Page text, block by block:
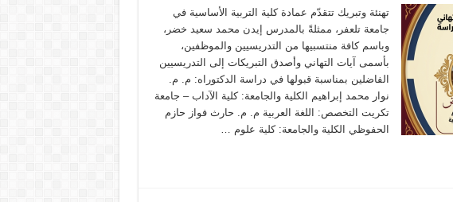
تهنئة وتبريك تتقدّم عمادة كلية التربية الأساسية في
جامعة تلعفر، ممثلةً بالمدرس إيدن محمد سعيد خضر،
وباسم كافة منتسبيها من التدريسيين والموظفين،
بأسمى آيات التهاني وأصدق التبريكات إلى التدريسيين
الفاضلين بمناسبة قبولها في دراسة الدكتوراه: م. م.
نوار محمد إبراهيم الكلية والجامعة: كلية الآداب – جامعة
تكريت التخصص: اللغة العربية م. م. حارث فواز حازم
الحفوظي الكلية والجامعة: كلية علوم …